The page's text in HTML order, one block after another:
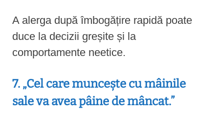
A alerga după îmbogățire rapidă poate
duce la decizii greșite și la
comportamente neetice.
7. „Cel care muncește cu mâinile
sale va avea pâine de mâncat.”